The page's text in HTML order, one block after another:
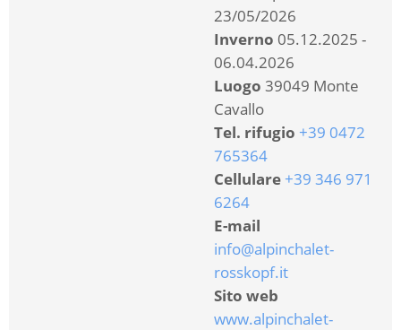
23/05/2026
Inverno 05.12.2025 -
06.04.2026
Luogo 39049 Monte
Cavallo
Tel. rifugio +39 0472
765364
Cellulare +39 346 971
6264
E-mail
info@alpinchalet-
rosskopf.it
Sito web
www.alpinchalet-